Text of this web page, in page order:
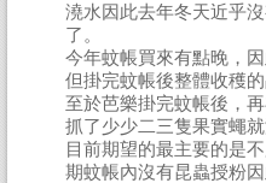
澆水因此去年冬天近乎
了。
今年蚊帳買來有點晚，
但掛完蚊帳後整體收穫
至於芭樂掛完蚊帳後，
抓了少少二三隻果實蠅
目前期望的最主要的是
期蚊帳內沒有昆蟲授粉